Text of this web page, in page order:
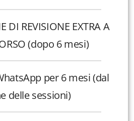
DI REVISIONE EXTRA A
(dopo 6 mesi)
per 6 mesi (dal
delle sessioni)